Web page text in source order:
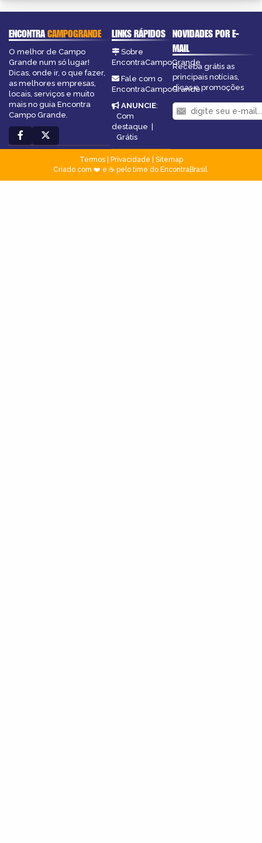
ENCONTRACAMPOGRANDE
O melhor de Campo
Grande num só lugar!
Dicas, onde ir, o que fazer,
as melhores empresas,
locais, serviços e muito
mais no guia Encontra
Campo Grande.
LINKS RÁPIDOS
Sobre
EncontraCampoGrande
Fale com o
EncontraCampoGrande
ANUNCIE:
Com
destaque
Grátis
NOVIDADES POR E-
MAIL
Receba grátis as
principais notícias,
dicas e promoções
Termos| Privacidade
Sitemap
Criado com ❤️ e ☕ pelo time do EncontraBrasil